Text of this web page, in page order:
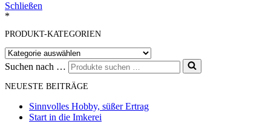
Schließen
*
PRODUKT-KATEGORIEN
Suchen nach …
NEUESTE BEITRÄGE
Sinnvolles Hobby, süßer Ertrag
Start in die Imkerei